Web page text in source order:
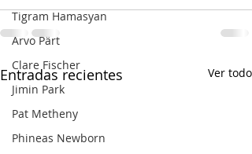
Tigram Hamasyan
Arvo Pärt
Clare Fischer
Jimin Park
Pat Metheny
Phineas Newborn
Entradas recientes Ver todo